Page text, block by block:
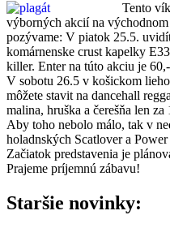
Tento
výborných akcií na
pozývame: V piatok 25.5.
komárnenske crust kapelky
killer. Enter na túto akciu je
V sobotu 26.5 v košickom
môžete stavit na dancehall
malina, hruška a čerešňa len za
Aby toho nebolo málo, tak v
holadnských Scatlover a
Začiatok predstavenia je
Prajeme príjemnú zábavu!
Staršie novinky: